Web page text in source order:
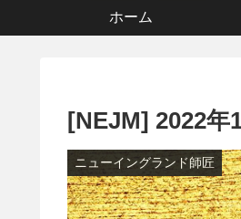
ホーム
[NEJM] 2022年
ニューイングランド師匠